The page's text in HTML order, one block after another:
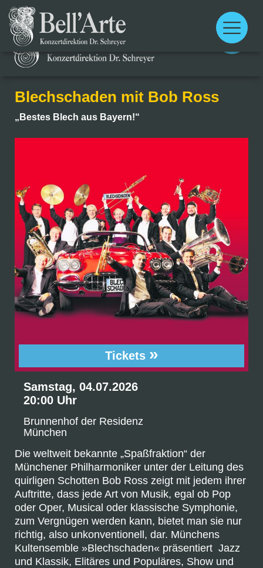
Main
menu
Main
menu
Blechschaden mit Bob Ross
„Bestes Blech aus Bayern!“
Tickets »
Samstag, 04.07.2026
20:00 Uhr
Brunnenhof der Residenz
München
Die weltweit bekannte „Spaßfraktion“ der
Münchener Philharmoniker unter der Leitung des
quirligen Schotten Bob Ross zeigt mit jedem ihrer
Auftritte, dass jede Art von Musik, egal ob Pop
oder Oper, Musical oder klassische Symphonie,
zum Vergnügen werden kann, bietet man sie nur
richtig, also unkonventionell, dar. Münchens
Kultensemble »Blechschaden« präsentiert Jazz
und Klassik, Elitäres und Populäres, Show und